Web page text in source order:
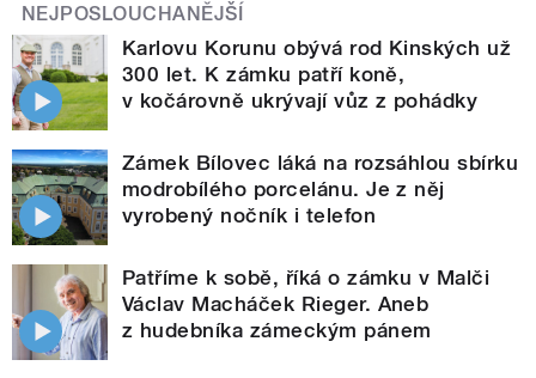
NEJPOSLOUCHANĚJŠÍ
Karlovu Korunu obývá rod Kinských už
300 let. K zámku patří koně,
v kočárovně ukrývají vůz z pohádky
Zámek Bílovec láká na rozsáhlou sbírku
modrobílého porcelánu. Je z něj
vyrobený nočník i telefon
Patříme k sobě, říká o zámku v Malči
Václav Macháček Rieger. Aneb
z hudebníka zámeckým pánem